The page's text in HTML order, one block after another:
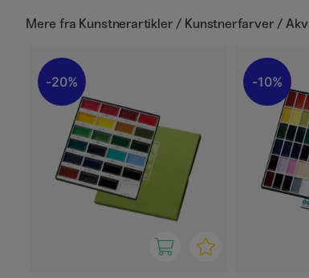
Mere fra Kunstnerartikler / Kunstnerfarver /
20% 10%